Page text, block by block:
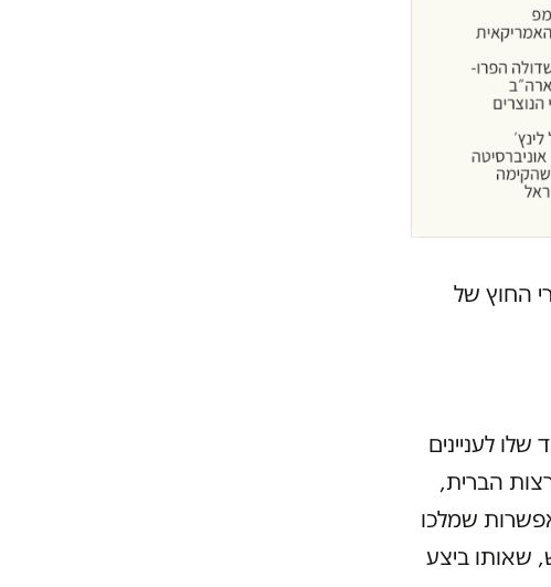
החוץ של
שלו לעניינים
הברית,
שמלכו
שאותו ביצע